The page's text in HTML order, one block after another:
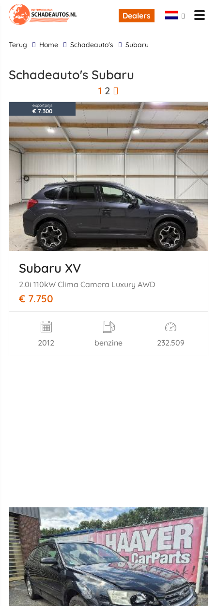
Dealers
terug Home Schadeauto's Subaru
Schadeauto's Subaru
1 2
exportprijs
€ 7.300
Subaru XV
2.0i 110kW Clima Camera Luxury AWD
€ 7.750
2012 benzine 232.509